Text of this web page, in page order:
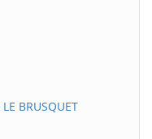
BRUSQUET